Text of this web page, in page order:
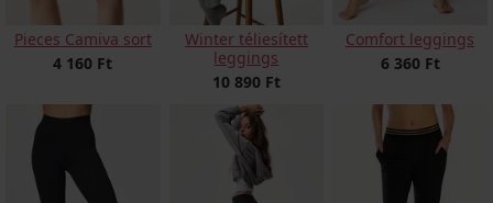
Pieces Camiva sort
4 160 Ft
Winter téliesített
leggings
10 890 Ft
Comfort leggings
6 360 Ft